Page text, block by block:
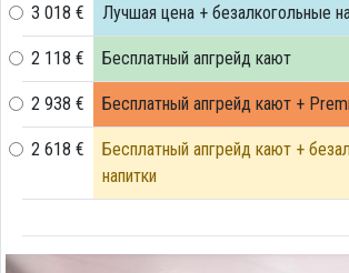
3 018 € Лучшая цена + безалкогольные
2 118 € Бесплатный апгрейд кают
2 938 € Бесплатный апгрейд кают +
2 618 €
Бесплатный апгрейд кают +
напитки